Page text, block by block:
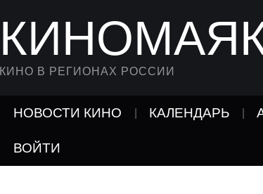
КИНО В РЕГИОНАХ РОССИИ
НОВОСТИ КИНО КАЛЕНДАРЬ
ВОЙТИ